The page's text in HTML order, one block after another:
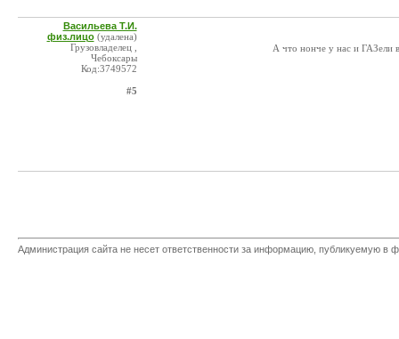
Васильева Т.И.
физ.лицо (удалена)
Грузовладелец ,
Чебоксары
Код:3749572
#5
А что нонче у нас и ГАЗели
Администрация сайта не несет ответственности за информацию, публикуемую